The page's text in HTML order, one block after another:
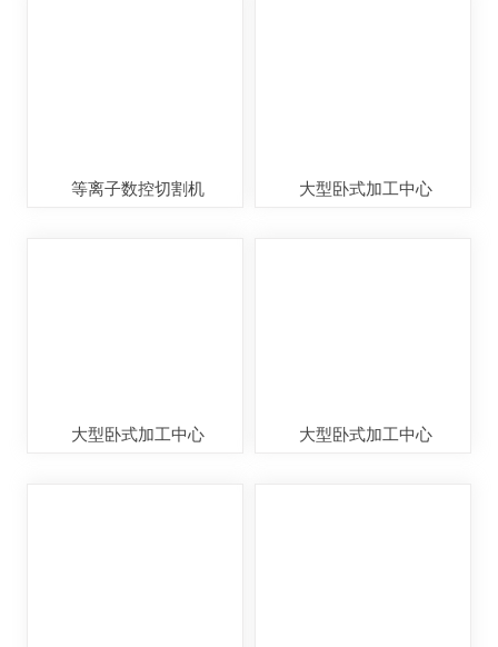
等离子数控切割机 大型卧式加工中心
大型卧式加工中心 大型卧式加工中心